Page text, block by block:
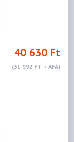
40 630 Ft
(31 992 FT + ÁFA)